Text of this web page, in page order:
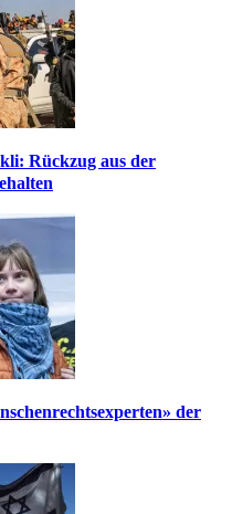
Rückzug aus der
der